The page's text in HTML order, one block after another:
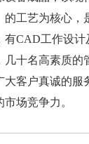
工艺为核心
CAD工作设
十名高素质
客户真诚的
场竞争力。